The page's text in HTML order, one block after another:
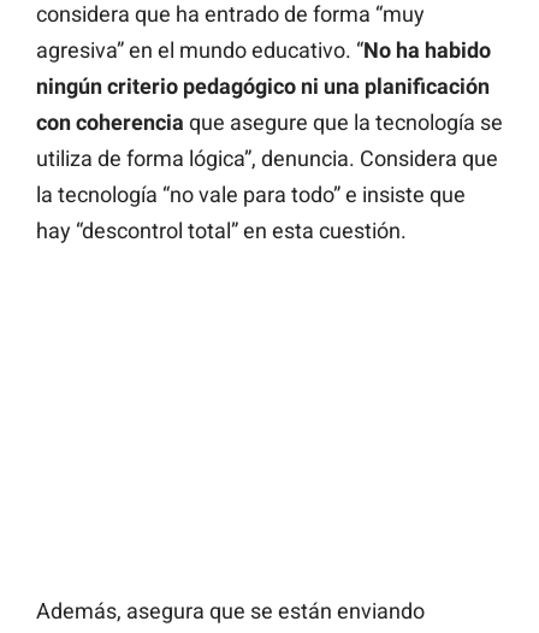
considera que ha entrado de forma “muy
agresiva” en el mundo educativo. “No ha habido
ningún criterio pedagógico ni una planificación
con coherencia que asegure que la tecnología se
utiliza de forma lógica”, denuncia. Considera que
la tecnología “no vale para todo” e insiste que
hay “descontrol total” en esta cuestión.
Además, asegura que se están enviando